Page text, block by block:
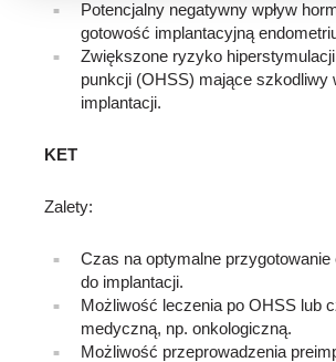
Potencjalny negatywny wpływ
gotowość implantacyjną
Zwiększone ryzyko
punkcji (OHSS) mające szkodliwy
implantacji.
KET
Zalety:
Czas na optymalne przygotowanie
do implantacji.
Możliwość leczenia po OHSS lub
medyczną, np. onkologiczną.
Możliwość przeprowadzenia